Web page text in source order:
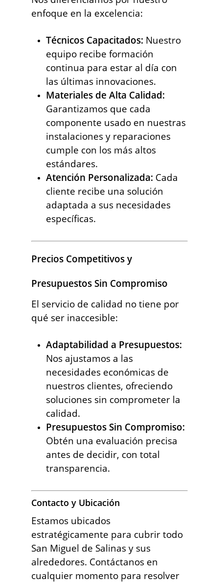
enfoque en la excelencia:
Técnicos Capacitados: Nuestro
equipo recibe formación
continua para estar al día con
las últimas innovaciones.
Materiales de Alta Calidad:
Garantizamos que cada
componente usado en nuestras
instalaciones y reparaciones
cumple con los más altos
estándares.
Atención Personalizada: Cada
cliente recibe una solución
adaptada a sus necesidades
específicas.
Precios Competitivos y
Presupuestos Sin Compromiso
El servicio de calidad no tiene por
qué ser inaccesible:
Adaptabilidad a Presupuestos:
Nos ajustamos a las
necesidades económicas de
nuestros clientes, ofreciendo
soluciones sin comprometer la
calidad.
Presupuestos Sin Compromiso:
Obtén una evaluación precisa
antes de decidir, con total
transparencia.
Contacto y Ubicación
Estamos ubicados
estratégicamente para cubrir todo
San Miguel de Salinas y sus
alrededores. Contáctanos en
cualquier momento para resolver